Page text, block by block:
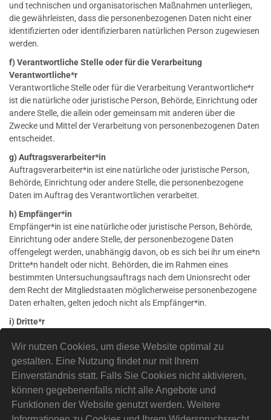
Wir nutzen Cookies, um diese Website optimal zu
gestalten. Eine Nutzung findet nur mit Ihrem
Einverständnis statt. Falls Sie Cookies nicht aktivieren,
können gegebenenfalls nicht alle Angebote und
Funktionen der Website genutzt werden. Weitere
und technischen und organisatorischen Maßnahmen unterliegen,
die gewährleisten, dass die personenbezogenen Daten nicht einer
identifizierten oder identifizierbaren natürlichen Person zugewiesen
werden.
f) Verantwortliche Stelle oder für die Verarbeitung
Verantwortliche*r
Verantwortliche Stelle oder für die Verarbeitung Verantwortliche*r
ist die natürliche oder juristische Person, Behörde, Einrichtung oder
andere Stelle, die allein oder gemeinsam mit anderen über die
Zwecke und Mittel der Verarbeitung von personenbezogenen Daten
entscheidet.
g) Auftragsverarbeiter*in
Auftragsverarbeiter*in ist eine natürliche oder juristische Person,
Behörde, Einrichtung oder andere Stelle, die personenbezogene
Daten im Auftrag des Verantwortlichen verarbeitet.
h) Empfänger*in
Empfänger*in ist eine natürliche oder juristische Person, Behörde,
Einrichtung oder andere Stelle, der personenbezogene Daten
offengelegt werden, unabhängig davon, ob es sich bei ihr um eine*n
Dritte*n handelt oder nicht. Behörden, die im Rahmen eines
bestimmten Untersuchungsauftrags nach dem Unionsrecht oder
dem Recht der Mitgliedstaaten möglicherweise personenbezogene
Daten erhalten, gelten jedoch nicht als Empfänger*in.
i) Dritte*r
Einrichtung oder andere Stelle außer der betroffenen Person, dem*r
Verantwortlichen, dem*r Auftragsverarbeiter*in und den Personen,
die unter der unmittelbaren Verantwortung des*r Verantwortlichen
oder des*r Auftragsverarbeiters*in befugt sind, die
personenbezogenen Daten zu verarbeiten.
j) Einwilligung